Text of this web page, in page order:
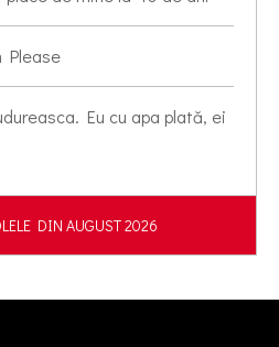
Please
Eu cu apa plată, ei
DIN AUGUST 2026